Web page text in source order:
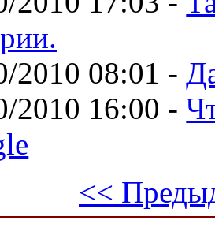
2010 08:01 -
2010 16:00 -
<<